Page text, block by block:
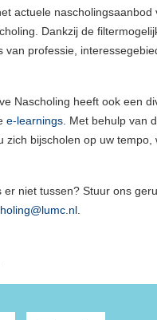
actuele nascholingsaanbod
Dankzij de
van professie,
Nascholing heeft ook een
e-learnings . Met behulp van
zich bijscholen op uw tempo,
er niet tussen? Stuur ons